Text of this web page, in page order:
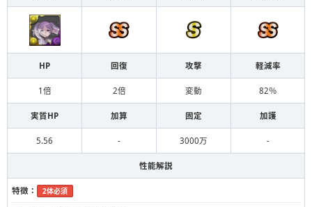
HP 回復 攻撃 軽減率
1倍 2倍 変動 82％
実質HP 加算 固定 加護
5.56 - 3000万 -
性能解説
特徴： 2体必須